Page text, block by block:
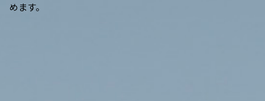
めます。